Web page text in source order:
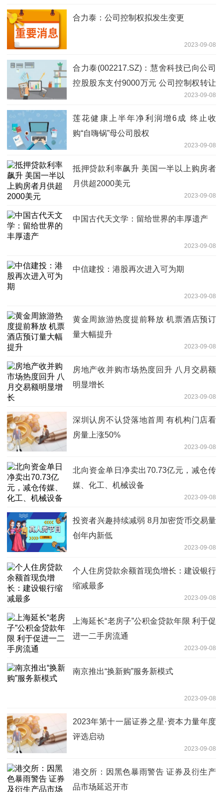
合力泰：公司控制权拟发生变更
2023-09-08
合力泰(002217.SZ)：慧舍科技已向公司
控股股东支付9000万元 公司控制权转让
2023-09-08
莲花健康上半年净利润增6成 终止收
购“自嗨锅”母公司股权
2023-09-08
抵押贷款利率飙升 美国一半以上购房者
月供超2000美元
2023-09-08
中国古代天文学：留给世界的丰厚遗产
2023-09-08
中信建投：港股再次进入可为期
2023-09-08
黄金周旅游热度提前释放 机票酒店预订
量大幅提升
2023-09-08
房地产收并购市场热度回升 八月交易额
明显增长
2023-09-08
深圳认房不认贷落地首周 有机构门店看
房量上涨50%
2023-09-08
北向资金单日净卖出70.73亿元，减仓传
媒、化工、机械设备
2023-09-08
投资者兴趣持续减弱 8月加密货币交易量
创年内新低
2023-09-08
个人住房贷款余额首现负增长：建设银行
缩减最多
2023-09-08
上海延长“老房子”公积金贷款年限 利于促
进一二手房流通
2023-09-08
南京推出“换新购”服务新模式
2023-09-08
2023年第十一届证券之星·资本力量年度
评选启动
2023-09-08
港交所：因黑色暴雨警告 证券及衍生产
品市场延迟开市